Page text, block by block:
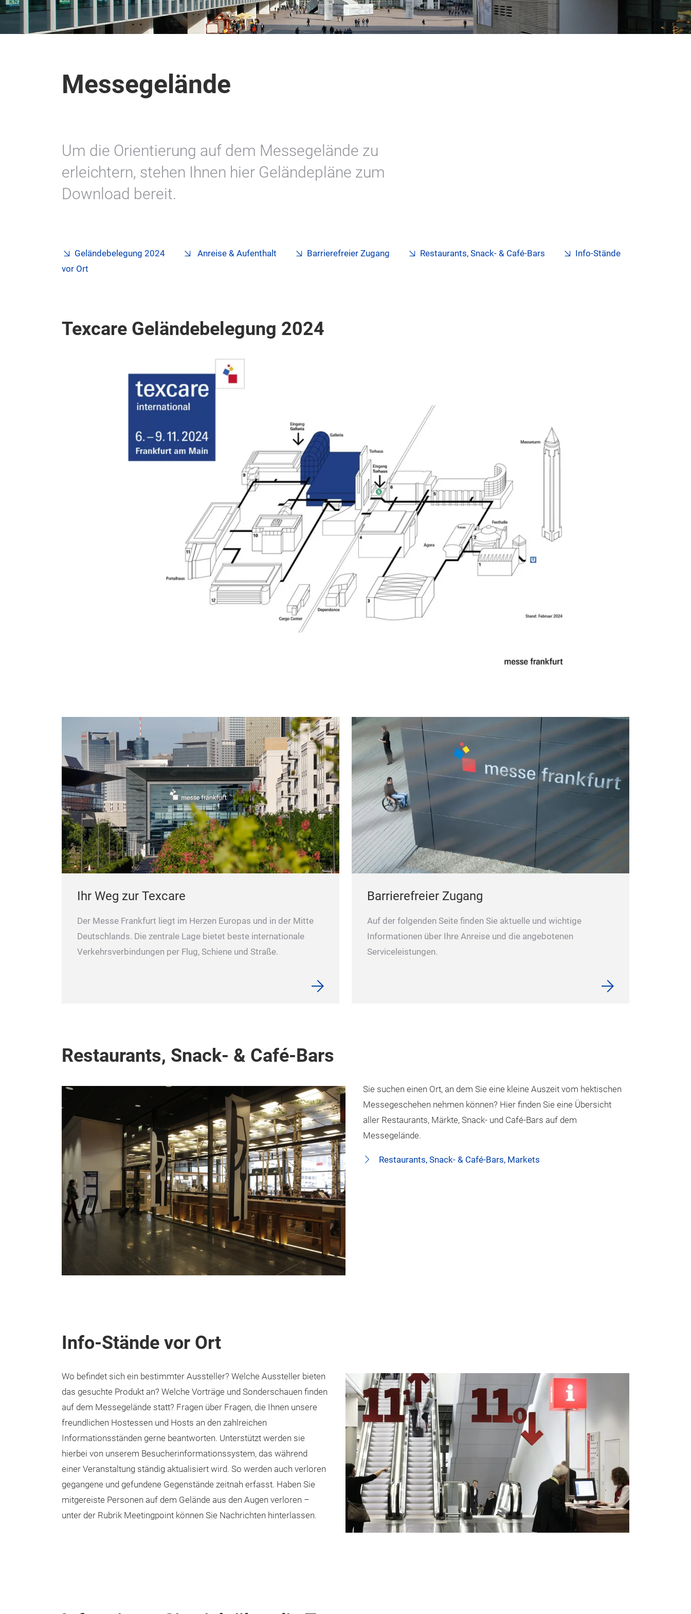
Messegelände
Um die Orientierung auf dem Messegelände zu
erleichtern, stehen Ihnen hier Geländepläne zum
Download bereit.
Geländebelegung 2024 Anreise & Aufenthalt Barrierefreier Zugang Restaurants, Snack- & Café-Bars
Info-Stände
vor Ort
Texcare Geländebelegung 2024
Ihr Weg zur Texcare
Der Messe Frankfurt liegt im Herzen Europas und in der Mitte
Deutschlands. Die zentrale Lage bietet beste internationale
Verkehrsverbindungen per Flug, Schiene und Straße.
Barrierefreier Zugang
Auf der folgenden Seite finden Sie aktuelle und wichtige
Informationen über Ihre Anreise und die angebotenen
Serviceleistungen.
Restaurants, Snack- & Café-Bars
Sie suchen einen Ort, an dem Sie eine kleine Auszeit vom hektischen
Messegeschehen nehmen können? Hier finden Sie eine Übersicht
aller Restaurants, Märkte, Snack- und Café-Bars auf dem
Messegelände.
Restaurants, Snack- & Café-Bars, Markets
Info-Stände vor Ort
Wo befindet sich ein bestimmter Aussteller? Welche Aussteller bieten
das gesuchte Produkt an? Welche Vorträge und Sonderschauen finden
auf dem Messegelände statt? Fragen über Fragen, die Ihnen unsere
freundlichen Hostessen und Hosts an den zahlreichen
Informationsständen gerne beantworten. Unterstützt werden sie
hierbei von unserem Besucherinformationssystem, das während
einer Veranstaltung ständig aktualisiert wird. So werden auch verloren
gegangene und gefundene Gegenstände zeitnah erfasst. Haben Sie
mitgereiste Personen auf dem Gelände aus den Augen verloren –
unter der Rubrik Meetingpoint können Sie Nachrichten hinterlassen.